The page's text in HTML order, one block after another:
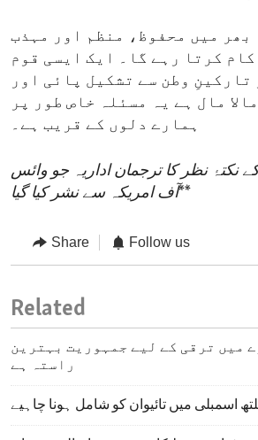
بھر میں محفوظ، منظم اور مہذب
کرتا رہے گا۔ ایک ایسی قوم
تارکینِ وطن سے تشکیل پائی اور
مال ہے یہ مسئلہ خاص طور پر
ہمارے دلوں کے قریب ہے۔
نکتۂ نظر کا ترجمان اداریہ جو وائس
آف امریکہ سے نشر کیا گیا**
Share Follow us
Related
میں ترقی کے لیے جمہوریت بہترین
راستہ ہے
اسمبلی میں تائیوان کو شامل ہونا چاہیے